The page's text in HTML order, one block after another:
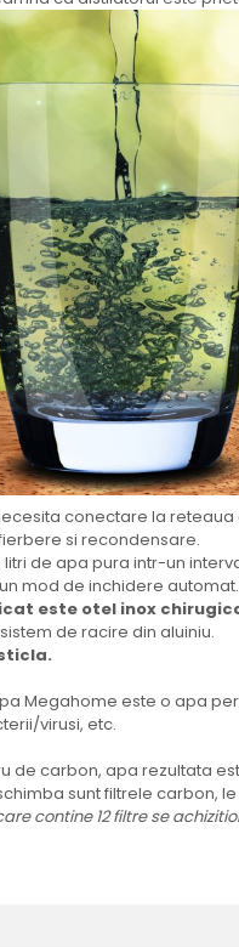
conectare la
si recondensare.
de apa pura intr-un
mod de inchidere automat.
este otel inox
de racire din aluiniu.
Megahome este o apa
virusi, etc.
de carbon, apa rezultata
sunt filtrele carbon,
contine 12 filtre se